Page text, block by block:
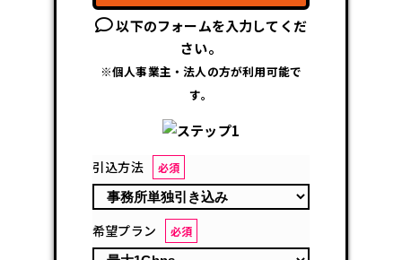
以下のフォームを入力してくだ
さい。
※個人事業主・法人の方が利用可能で
す。
引込方法 必須
希望プラン 必須